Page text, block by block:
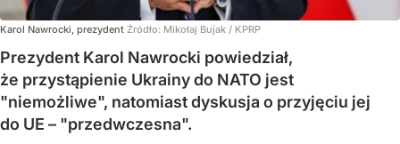
Karol Nawrocki, prezydent Źródło: Mikołaj Bujak / KPRP
Prezydent Karol Nawrocki powiedział,
że przystąpienie Ukrainy do NATO jest
"niemożliwe", natomiast dyskusja o przyjęciu jej
do UE – "przedwczesna".